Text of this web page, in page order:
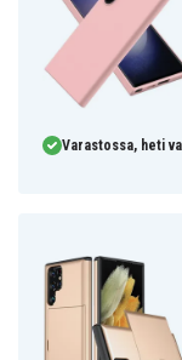
Varastossa, heti